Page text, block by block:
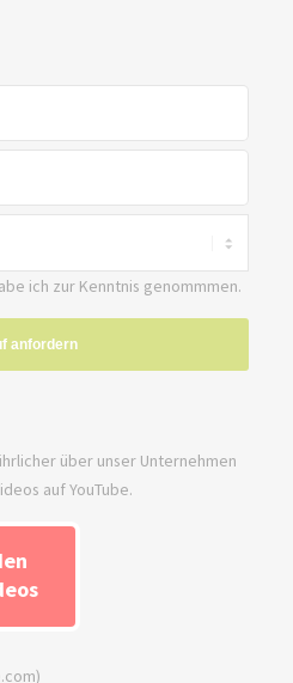
ich zur Kenntnis genommmen.
anfordern
über unser Unternehmen
auf YouTube.